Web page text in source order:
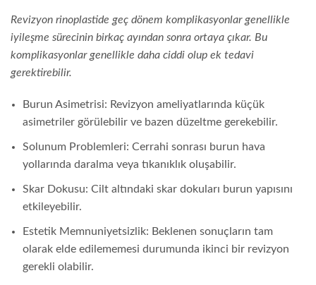
Revizyon rinoplastide geç dönem komplikasyonlar genellikle
iyileşme sürecinin birkaç ayından sonra ortaya çıkar. Bu
komplikasyonlar genellikle daha ciddi olup ek tedavi
gerektirebilir.
Burun Asimetrisi: Revizyon ameliyatlarında küçük
asimetriler görülebilir ve bazen düzeltme gerekebilir.
Solunum Problemleri: Cerrahi sonrası burun hava
yollarında daralma veya tıkanıklık oluşabilir.
Skar Dokusu: Cilt altındaki skar dokuları burun yapısını
etkileyebilir.
Estetik Memnuniyetsizlik: Beklenen sonuçların tam
olarak elde edilememesi durumunda ikinci bir revizyon
gerekli olabilir.